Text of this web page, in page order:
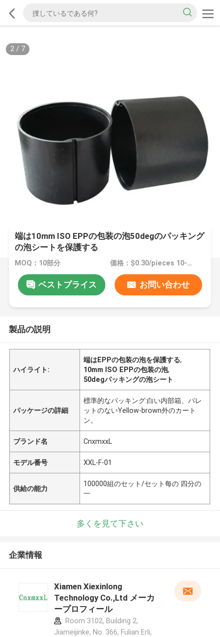
2/ 7
端は10mm ISO EPPの包装の泡50degのパッキング
の泡シートを保護する
MOQ：10部分 価格：$0.30/pieces 10-99 pieces
ベストプライス お問い合わせ
製品の説明
ハイライト:
端はEPPの包装の泡を保護する,
10mm ISO EPPの包装の泡,
50degパッキングの泡シート
パッケージの詳細
標準的なパッキング:白い内部箱、パレ
ットのないYellow-brown外のカート
ン。
ブランド名 CnxmxxL
モデル番号 XXL-F-01
供給の能力
100000組のセット/セット每の 四分の
一
多くを見て下さい
企業情報
Xiamen Xiexinlong
Technology Co.,Ltd メーカ
ープロフィール
Room 3102, Building 2,
Jiameijinke, No. 366, Fulian Erli,